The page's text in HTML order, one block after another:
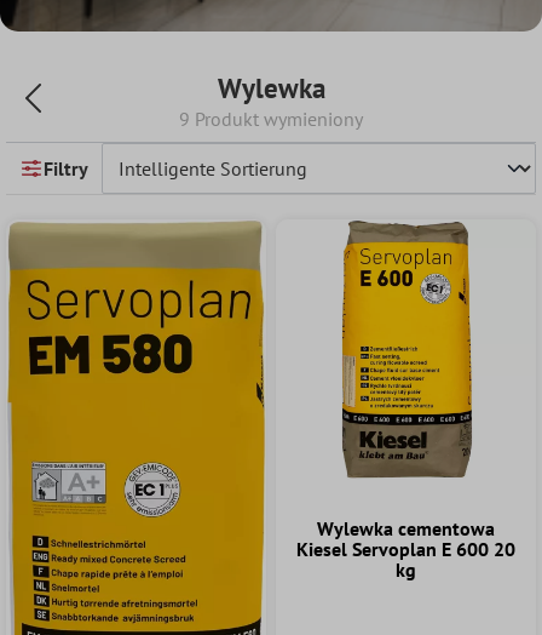
Wylewka
9 Produkt wymieniony
Filtry
Wylewka cementowa
Kiesel Servoplan E 600 20
kg